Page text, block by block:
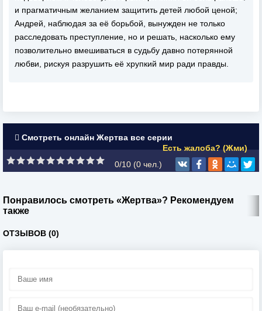
и прагматичным желанием защитить детей любой ценой;
Андрей, наблюдая за её борьбой, вынужден не только
расследовать преступление, но и решать, насколько ему
позволительно вмешиваться в судьбу давно потерянной
любви, рискуя разрушить её хрупкий мир ради правды.
Смотреть онлайн Жертва все серии
Есть жалоба? (Жми)
0/10 (0 чел.)
Понравилось смотреть «Жертва»? Рекомендуем
также
ОТЗЫВОВ (0)